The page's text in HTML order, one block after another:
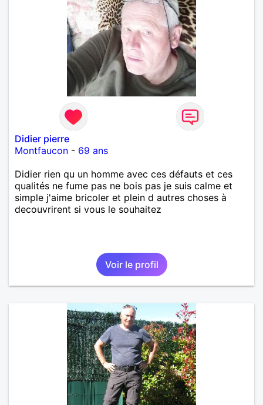
Didier pierre
Montfaucon - 69 ans
Didier rien qu un homme avec ces défauts et ces
qualités ne fume pas ne bois pas je suis calme et
simple j'aime bricoler et plein d autres choses à
decouvrirent si vous le souhaitez
Voir le profil